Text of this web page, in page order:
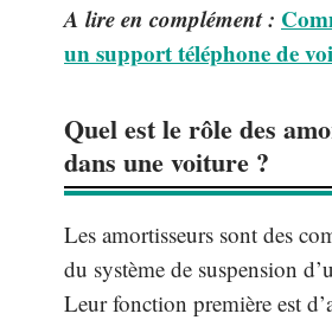
A lire en complément :
un support téléphone de
Quel est le rôle des
dans une voiture ?
Les amortisseurs sont des
du système de suspension
Leur fonction première est